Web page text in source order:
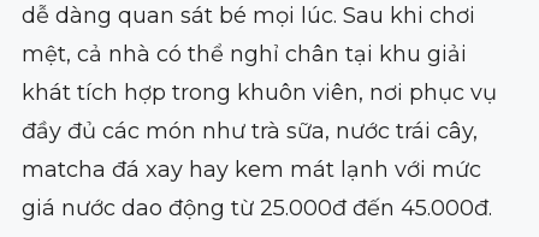
dễ dàng quan sát bé mọi lúc. Sau khi chơi
mệt, cả nhà có thể nghỉ chân tại khu giải
khát tích hợp trong khuôn viên, nơi phục vụ
đầy đủ các món như trà sữa, nước trái cây,
matcha đá xay hay kem mát lạnh với mức
giá nước dao động từ 25.000đ đến 45.000đ.